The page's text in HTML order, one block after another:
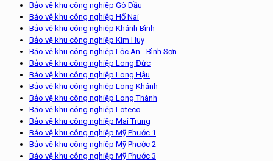
Bảo vệ khu công nghiệp Gò Dầu
Bảo vệ khu công nghiệp Hố Nai
Bảo vệ khu công nghiệp Khánh Bình
Bảo vệ khu công nghiệp Kim Huy
Bảo vệ khu công nghiệp Lộc An - Bình Sơn
Bảo vệ khu công nghiệp Long Đức
Bảo vệ khu công nghiệp Long Hậu
Bảo vệ khu công nghiệp Long Khánh
Bảo vệ khu công nghiệp Long Thành
Bảo vệ khu công nghiệp Loteco
Bảo vệ khu công nghiệp Mai Trung
Bảo vệ khu công nghiệp Mỹ Phước 1
Bảo vệ khu công nghiệp Mỹ Phước 2
Bảo vệ khu công nghiệp Mỹ Phước 3